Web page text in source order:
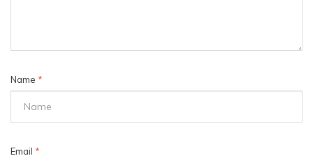
Name *
Email *